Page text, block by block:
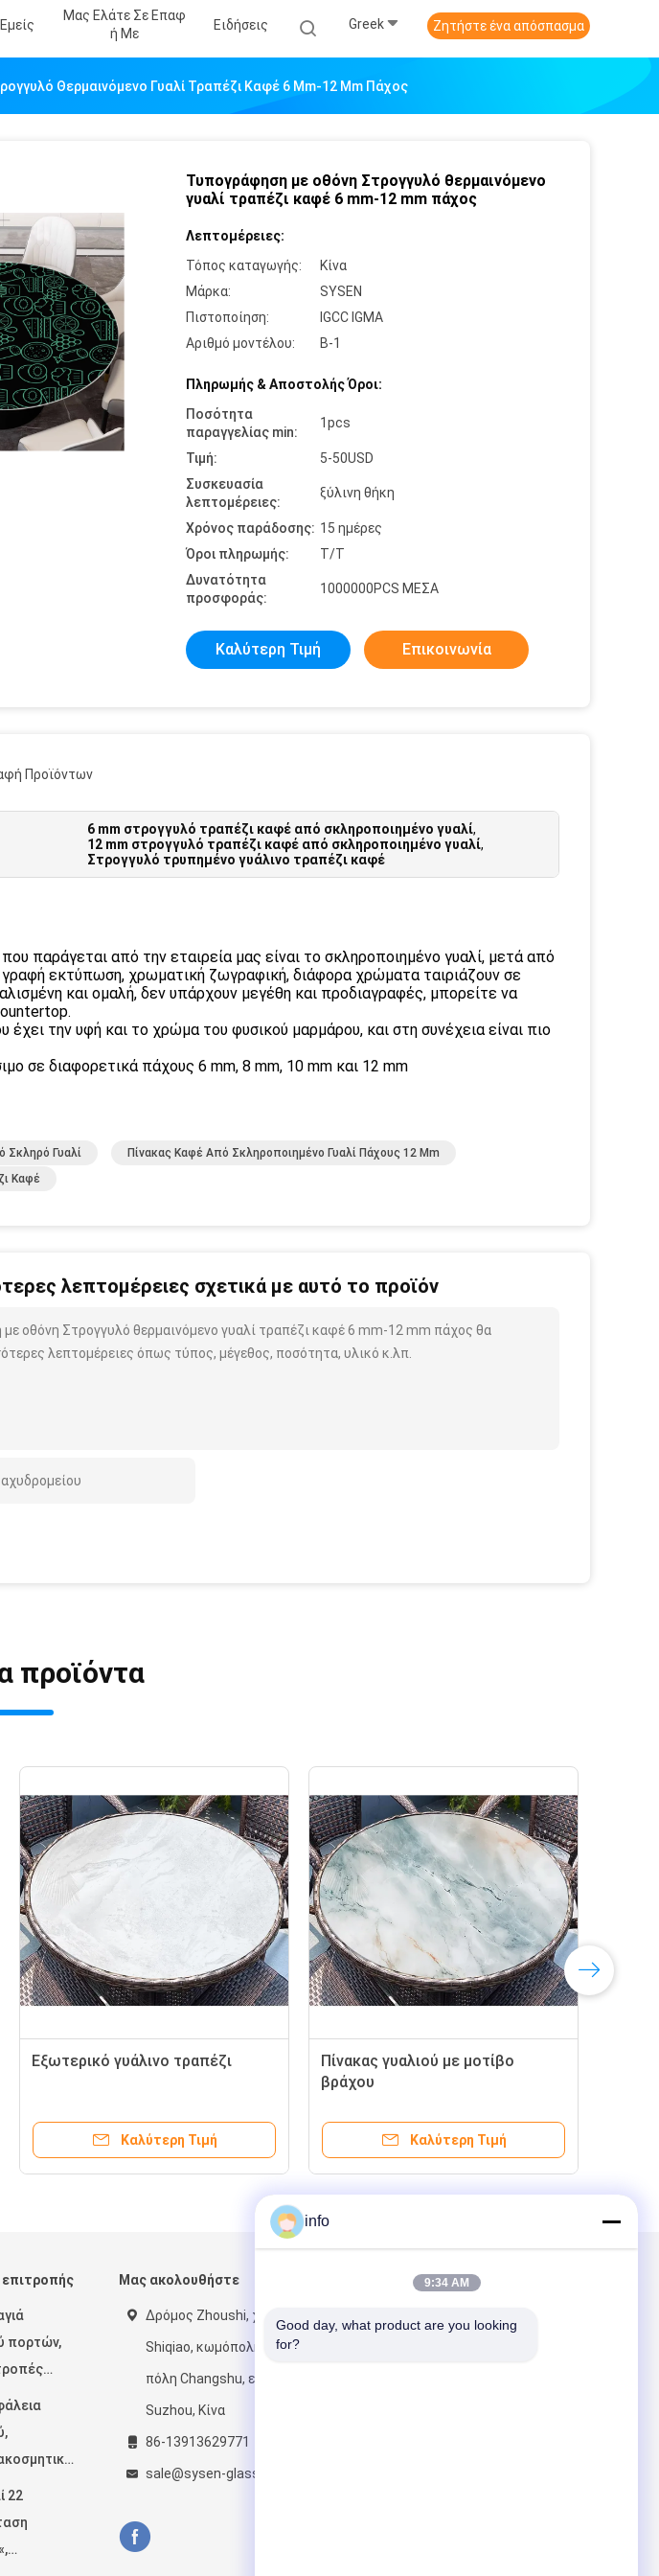
Μας Ελάτε Σε Επαφ
Ή Με
Ειδήσεις Greek Ζητήστε ένα απόσπασμα
Θερμαινόμενο Γυαλί Τραπέζι Καφέ 6 Mm-12 Mm Πάχος
Τυπογράφηση με οθόνη Στρογγυλό θερμαινόμενο
γυαλί τραπέζι καφέ 6 mm-12 mm πάχος
Λεπτομέρειες:
Τόπος καταγωγής:
Κίνα
Μάρκα:
SYSEN
Πιστοποίηση:
IGCC IGMA
Αριθμό μοντέλου:
Β-1
Πληρωμής & Αποστολής Όροι:
Ποσότητα
παραγγελίας min:
1pcs
Τιμή:
5-50USD
Συσκευασία
λεπτομέρειες:
ξύλινη θήκη
Χρόνος παράδοσης: 15 ημέρες
Όροι πληρωμής:
Τ/Τ
Δυνατότητα
προσφοράς:
1000000PCS ΜΕΣΑ
Καλύτερη Τιμή Επικοινωνία
Προϊόντων
6 mm στρογγυλό τραπέζι καφέ από σκληροποιημένο γυαλί,
12 mm στρογγυλό τραπέζι καφέ από σκληροποιημένο γυαλί,
Στρογγυλό τρυπημένο γυάλινο τραπέζι καφέ
παράγεται από την εταιρεία μας είναι το σκληροποιημένο γυαλί, μετά από
εκτύπωση, χρωματική ζωγραφική, διάφορα χρώματα ταιριάζουν σε
και ομαλή, δεν υπάρχουν μεγέθη και προδιαγραφές, μπορείτε να
την υφή και το χρώμα του φυσικού μαρμάρου, και στη συνέχεια είναι πιο
σε διαφορετικά πάχους 6 mm, 8 mm, 10 mm και 12 mm
Σκληρό Γυαλί
Πίνακας Καφέ Από Σκληροποιημένο Γυαλί Πάχους 12 Mm
Καφέ
λεπτομέρειες σχετικά με αυτό το προϊόν
οθόνη Στρογγυλό θερμαινόμενο γυαλί τραπέζι καφέ 6 mm-12 mm πάχος θα
λεπτομέρειες όπως τύπος, μέγεθος, ποσότητα, υλικό κ.λπ.
προϊόντα
Εξωτερικό γυάλινο τραπέζι
Καλύτερη Τιμή
Πίνακας γυαλιού με μοτίβο
βράχου
Καλύτερη Τιμή
επιτροπής
πορτών,
πορτών
22
Μας ακολουθήστε
Δρόμος Zhoushi, χωριό
Shiqiao, κωμόπολη Meili,
πόλη Changshu, επαρχία
Suzhou, Κίνα
86-13913629771
sale@sysen-glass.com
Στείλτε μας μήνυμα
info
9:34 AM
Good day, what product are you looking
for?